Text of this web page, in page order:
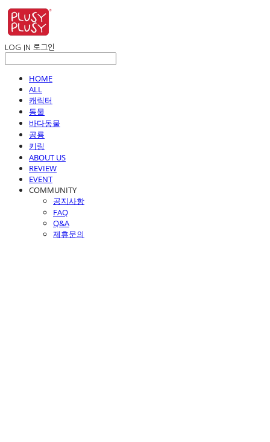
LOG IN 로그인
HOME
ALL
캐릭터
동물
바다동물
공룡
키링
ABOUT US
REVIEW
EVENT
COMMUNITY
공지사항
FAQ
Q&A
제휴문의